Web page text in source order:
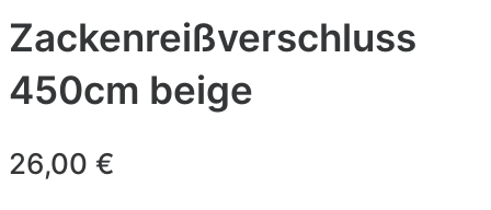
Zackenreißverschluss
450cm beige
26,00 €